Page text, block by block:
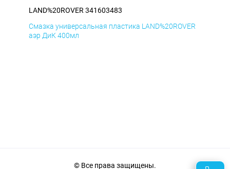
LAND%20ROVER 341603483
Смазка универсальная пластика LAND%20ROVER
аэр ДиК 400мл
© Все права защищены.